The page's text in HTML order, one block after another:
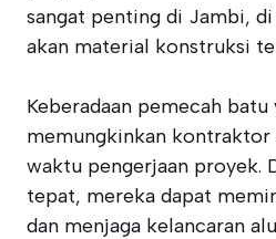
sangat penting di Jambi,
akan material konstruksi
Keberadaan pemecah batu
memungkinkan kontraktor
waktu pengerjaan proyek.
tepat, mereka dapat
dan menjaga kelancaran